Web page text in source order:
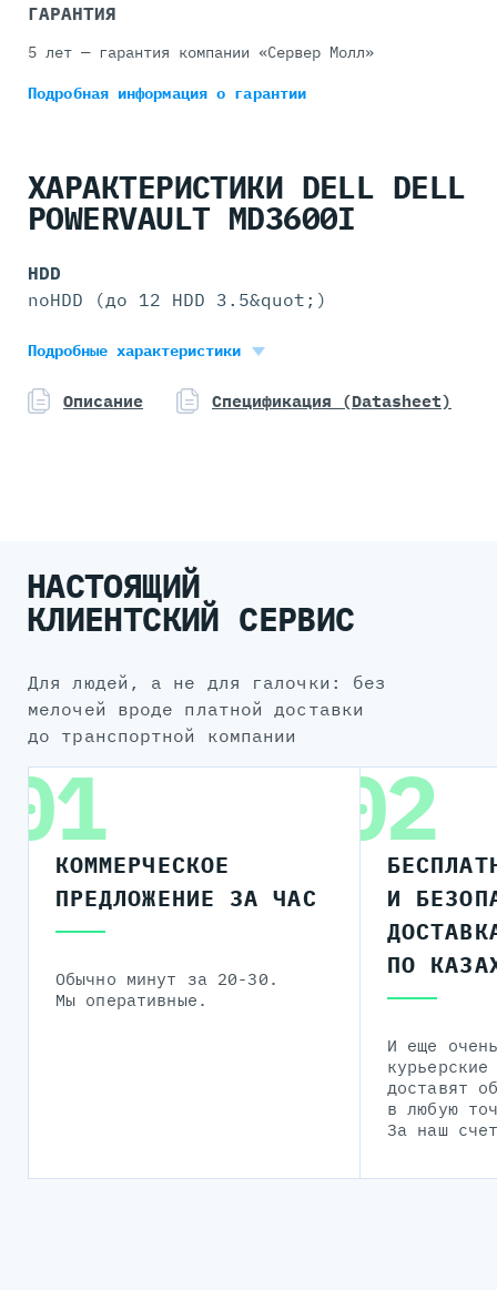
ГАРАНТИЯ
5 лет — гарантия компании «Сервер Молл»
Подробная информацияо гарантии
ХАРАКТЕРИСТИКИ DELL DELL
POWERVAULT MD3600I
HDD
noHDD (до 12 HDD 3.5&quot;)
2x Dell 600W
Форм-фактор
Подробные характеристики
Описание Спецификация (Datasheet)
НАСТОЯЩИЙ
КЛИЕНТСКИЙ СЕРВИС
для людей, а не для галочки: без
мелочей вроде платной доставки
до транспортной компании
01
КОММЕРЧЕСКОЕ
ПРЕДЛОЖЕНИЕ ЗА ЧАС
Обычно минут за 20-30.
Мы оперативные.
02
И
ПО
И еще
доставят
в любую
За наш